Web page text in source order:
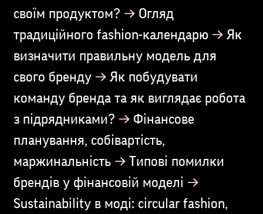
своїм продуктом? →Огляд
традиційного fashion-календарю →Як
визначити правильну модель для
свого бренду →Як побудувати
команду бренда та як виглядає робота
з підрядниками? →Фінансове
планування, собівартість,
маржинальність →Типові помилки
брендів у фінансовій моделі →
Sustainability в моді: circular fashion,